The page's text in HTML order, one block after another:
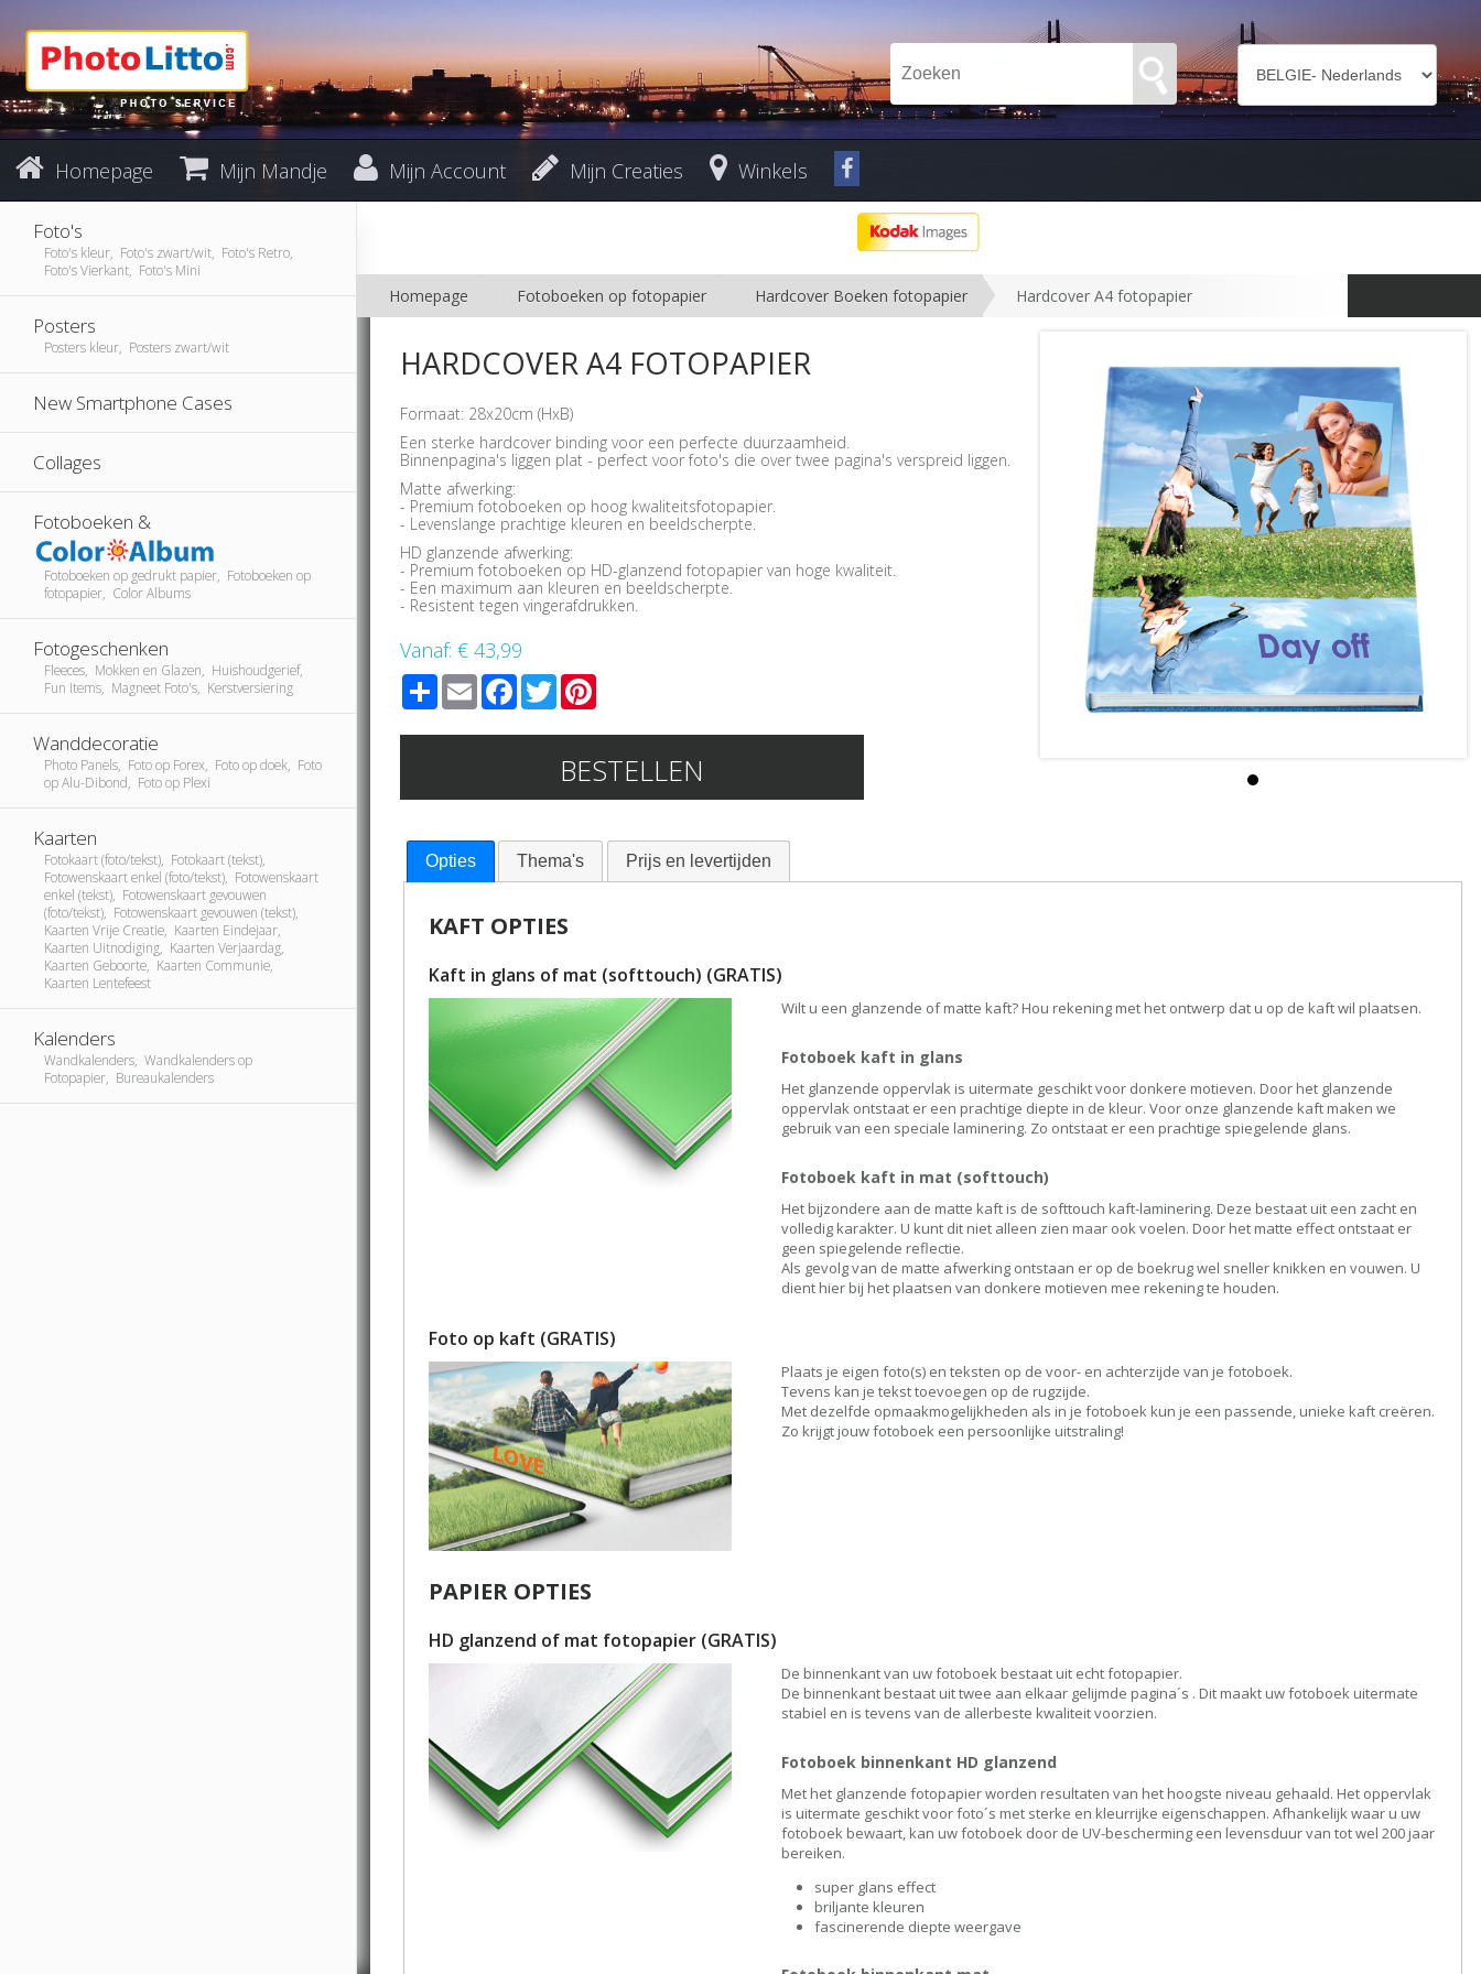
Homepage Mijn Mandje Mijn Account Mijn Creaties Winkels
Foto's
Foto's kleur, Foto's zwart/wit, Foto's Retro,
Foto's Vierkant, Foto's Mini
Posters
Posters kleur, Posters zwart/wit
New Smartphone Cases
Collages
Fotoboeken &
Fotoboeken op gedrukt papier, Fotoboeken op
fotopapier, Color Albums
Fotogeschenken
Fleeces, Mokken en Glazen, Huishoudgerief,
Fun Items, Magneet Foto's, Kerstversiering
Wanddecoratie
Photo Panels, Foto op Forex, Foto op doek, Foto
op Alu-Dibond, Foto op Plexi
Kaarten
Fotokaart (foto/tekst), Fotokaart (tekst),
Fotowenskaart enkel (foto/tekst), Fotowenskaart
enkel (tekst), Fotowenskaart gevouwen
(foto/tekst), Fotowenskaart gevouwen (tekst),
Kaarten Vrije Creatie, Kaarten Eindejaar,
Kaarten Uitnodiging, Kaarten Verjaardag,
Kaarten Geboorte, Kaarten Communie,
Kaarten Lentefeest
Kalenders
Wandkalenders, Wandkalenders op
Fotopapier, Bureaukalenders
Homepage Fotoboeken op fotopapier Hardcover Boeken fotopapier Hardcover A4 fotopapier
HARDCOVER A4 FOTOPAPIER
Formaat: 28x20cm (HxB)
Een sterke hardcover binding voor een perfecte duurzaamheid.
Binnenpagina's liggen plat - perfect voor foto's die over twee pagina's verspreid liggen.
Matte afwerking:
- Premium fotoboeken op hoog kwaliteitsfotopapier.
- Levenslange prachtige kleuren en beeldscherpte.
HD glanzende afwerking:
- Premium fotoboeken op HD-glanzend fotopapier van hoge kwaliteit.
- Een maximum aan kleuren en beeldscherpte.
- Resistent tegen vingerafdrukken.
Vanaf: € 43,99
ShareEmailFacebook
TwitterPinterest
BESTELLEN
Opties Thema's Prijs en levertijden
KAFT OPTIES
Kaft in glans of mat (softtouch) (GRATIS)
Wilt u een glanzende of matte kaft? Hou rekening met het ontwerp dat u op de kaft wil plaatsen.
Fotoboek kaft in glans
Het glanzende oppervlak is uitermate geschikt voor donkere motieven. Door het glanzende
oppervlak ontstaat er een prachtige diepte in de kleur. Voor onze glanzende kaft maken we
gebruik van een speciale laminering. Zo ontstaat er een prachtige spiegelende glans.
Fotoboek kaft in mat (softtouch)
Het bijzondere aan de matte kaft is de softtouch kaft-laminering. Deze bestaat uit een zacht en
volledig karakter. U kunt dit niet alleen zien maar ook voelen. Door het matte effect ontstaat er
geen spiegelende reflectie.
Als gevolg van de matte afwerking ontstaan er op de boekrug wel sneller knikken en vouwen. U
dient hier bij het plaatsen van donkere motieven mee rekening te houden.
Foto op kaft (GRATIS)
Plaats je eigen foto(s) en teksten op de voor- en achterzijde van je fotoboek.
Tevens kan je tekst toevoegen op de rugzijde.
Met dezelfde opmaakmogelijkheden als in je fotoboek kun je een passende, unieke kaft creëren.
Zo krijgt jouw fotoboek een persoonlijke uitstraling!
PAPIER OPTIES
HD glanzend of mat fotopapier (GRATIS)
De binnenkant van uw fotoboek bestaat uit echt fotopapier.
De binnenkant bestaat uit twee aan elkaar gelijmde pagina´s . Dit maakt uw fotoboek uitermate
stabiel en is tevens van de allerbeste kwaliteit voorzien.
Fotoboek binnenkant HD glanzend
Met het glanzende fotopapier worden resultaten van het hoogste niveau gehaald. Het oppervlak
is uitermate geschikt voor foto´s met sterke en kleurrijke eigenschappen. Afhankelijk waar u uw
fotoboek bewaart, kan uw fotoboek door de UV-bescherming een levensduur van tot wel 200 jaar
bereiken.
super glans effect
briljante kleuren
fascinerende diepte weergave